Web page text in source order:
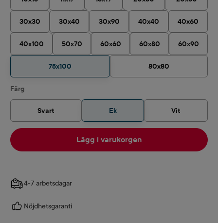
30x30 30x40 30x90 40x40 40x60
40x100 50x70 60x60 60x80 60x90
75x100 80x80
Välj
Färg
Svart Ek Vit
Lägg i varukorgen
4-7 arbetsdagar
Nöjdhetsgaranti